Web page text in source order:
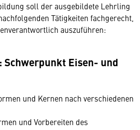
soll der ausgebildete Lehrling
Tätigkeiten fachgerecht,
auszuführen:
Schwerpunkt Eisen- und
und Kernen nach verschiedenen
und Vorbereiten des